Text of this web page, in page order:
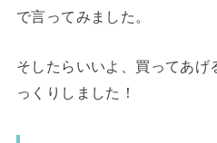
で言ってみました。
そしたらいいよ、買ってあ
っくりしました！